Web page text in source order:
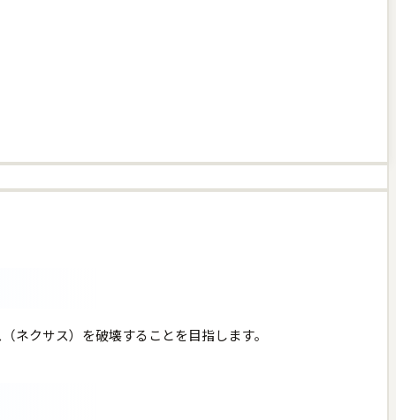
ネクサス）を破壊することを目指します。